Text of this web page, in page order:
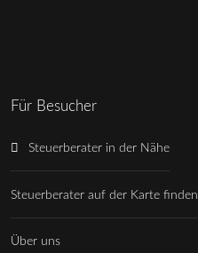
Für Besucher
Steuerberater in der Nähe
Steuerberater auf der Karte finden
Über uns